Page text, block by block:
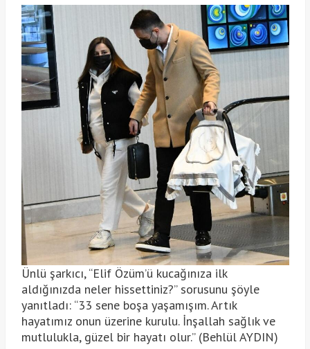
Ünlü şarkıcı, “Elif Özüm’ü kucağınıza ilk
aldığınızda neler hissettiniz?” sorusunu şöyle
yanıtladı: “33 sene boşa yaşamışım. Artık
hayatımız onun üzerine kurulu. İnşallah sağlık ve
mutlulukla, güzel bir hayatı olur.” (Behlül AYDIN)